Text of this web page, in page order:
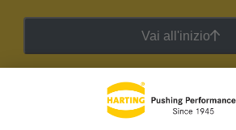
Vai all'inizio
Newsletter HARTING